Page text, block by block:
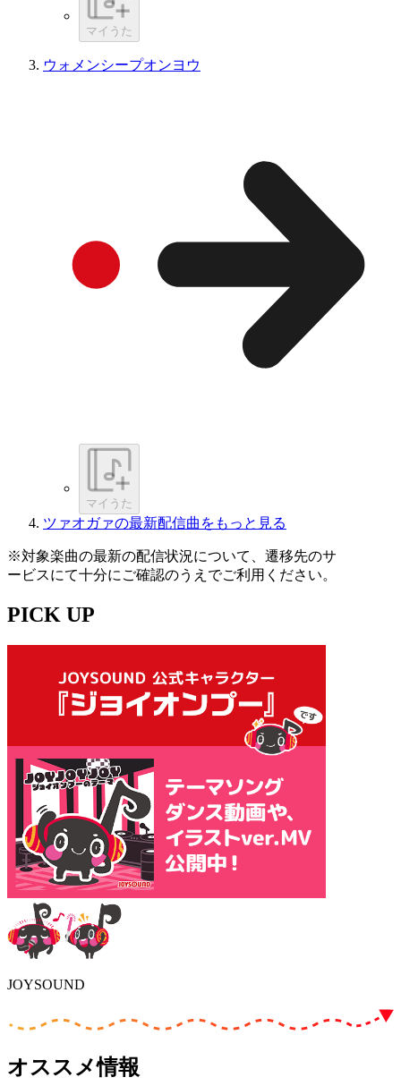
マイうた
ウォメンシープオンヨウ
マイうた
ツァオガァの最新配信曲をもっと見る
※対象楽曲の最新の配信状況について、遷移先のサ
ービスにて十分にご確認のうえでご利用ください。
PICK UP
JOYSOUND
オススメ情報